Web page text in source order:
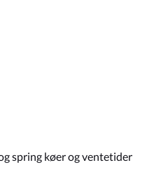
spring køer og ventetider